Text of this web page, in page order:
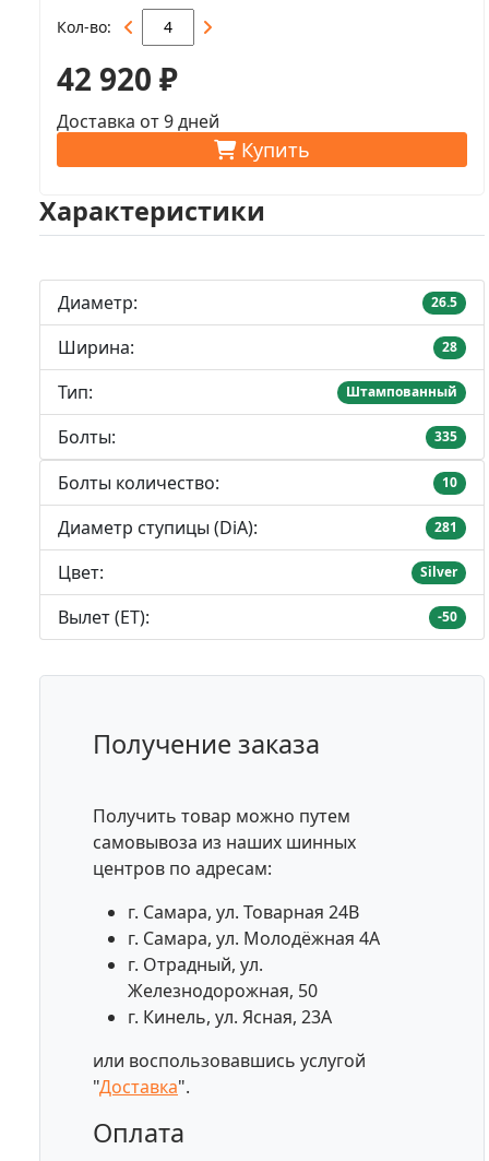
Кол-во
42 920 ₽
Доставка от 9 дней
Купить
Характеристики
Диаметр: 26.5
Ширина: 28
Тип: Штампованный
Болты: 335
Болты количество: 10
Диаметр ступицы (DiA): 281
Цвет: Silver
Вылет (ET): -50
Получение заказа
Получить товар можно путем
самовывоза из наших шинных
центров по адресам:
г. Самара, ул. Товарная 24В
г. Самара, ул. Молодёжная 4А
г. Отрадный, ул.
Железнодорожная, 50
г. Кинель, ул. Ясная, 23А
или воспользовавшись услугой
"Доставка".
Оплата